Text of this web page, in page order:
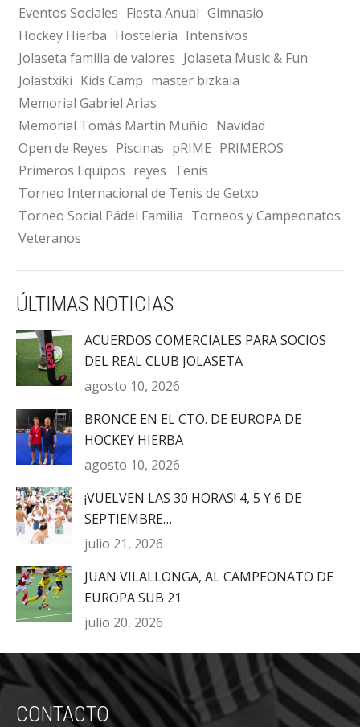
Eventos Sociales Fiesta Anual Gimnasio
Hockey Hierba Hostelería Intensivos
Jolaseta familia de valores Jolaseta Music & Fun
Jolastxiki Kids Camp master bizkaia
Memorial Gabriel Arias
Memorial Tomás Martín Muñío Navidad
Open de Reyes Piscinas pRIME PRIMEROS
Primeros Equipos reyes Tenis
Torneo Internacional de Tenis de Getxo
Torneo Social Pádel Familia Torneos y Campeonatos
Veteranos
ÚLTIMAS NOTICIAS
ACUERDOS COMERCIALES PARA SOCIOS
DEL REAL CLUB JOLASETA
agosto 10, 2026
BRONCE EN EL CTO. DE EUROPA DE
HOCKEY HIERBA
agosto 10, 2026
¡VUELVEN LAS 30 HORAS! 4, 5 Y 6 DE
SEPTIEMBRE…
julio 21, 2026
JUAN VILALLONGA, AL CAMPEONATO DE
EUROPA SUB 21
julio 20, 2026
CONTACTO